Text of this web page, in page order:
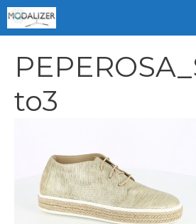
Vai
al
to3